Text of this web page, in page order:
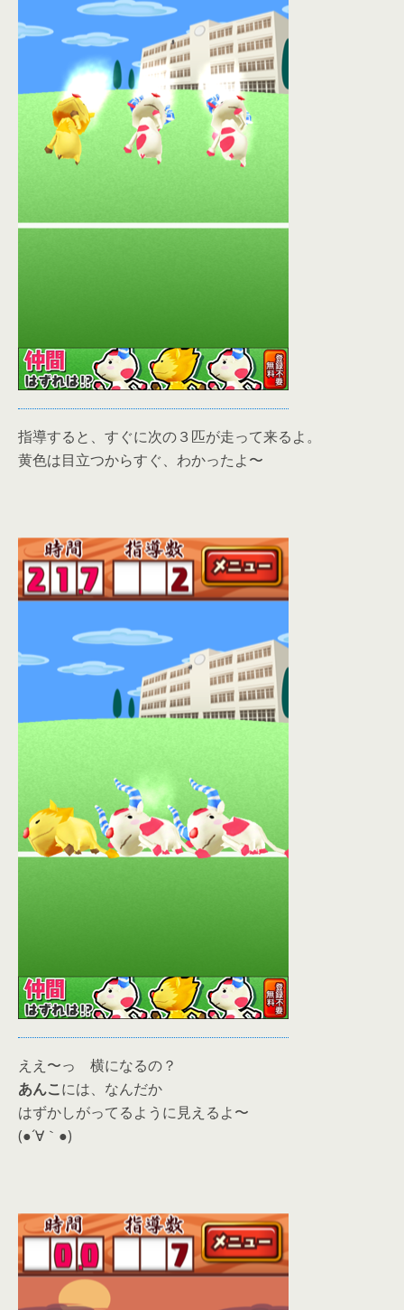
指導すると、すぐに次の３匹が走って来るよ。
黄色は目立つからすぐ、わかったよ〜
ええ〜っ 横になるの？
あんこには、なんだか
はずかしがってるように見えるよ〜
(●´∀｀●)